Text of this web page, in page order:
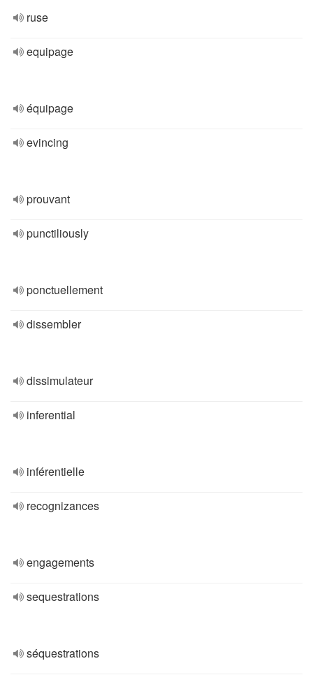
ruse
equipage
équipage
evincing
prouvant
punctiliously
ponctuellement
dissembler
dissimulateur
inferential
inférentielle
recognizances
engagements
sequestrations
séquestrations